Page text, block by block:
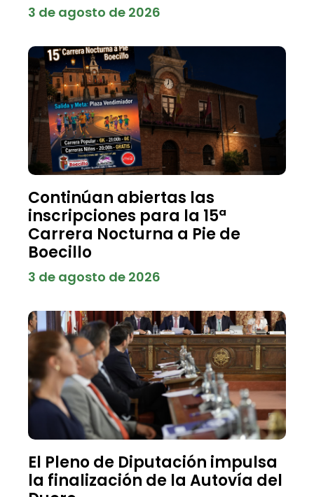
3 de agosto de 2026
Continúan abiertas las
inscripciones para la 15ª
Carrera Nocturna a Pie de
Boecillo
3 de agosto de 2026
El Pleno de Diputación impulsa
la finalización de la Autovía del